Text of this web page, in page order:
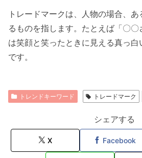
トレードマークは、人物の場合、
るものを指します。たとえば「〇〇
は笑顔と笑ったときに見える真っ
です。
トレンドキーワード トレードマーク
シェアする
X Facebook